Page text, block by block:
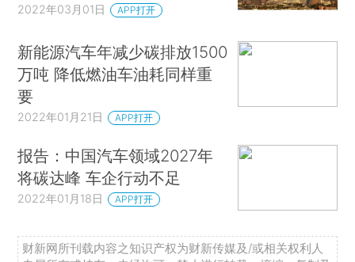
2022年03月01日 APP打开
新能源汽车年减少碳排放1500
万吨 降低燃油车油耗同样重
要
2022年01月21日 APP打开
报告：中国汽车领域2027年
将碳达峰 车企行动不足
2022年01月18日 APP打开
财新网所刊载内容之知识产权为财新传媒及/或相关权利人